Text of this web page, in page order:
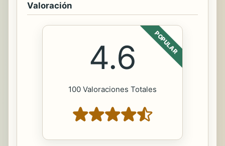
Valoración
POPULAR
4.6
100 Valoraciones Totales